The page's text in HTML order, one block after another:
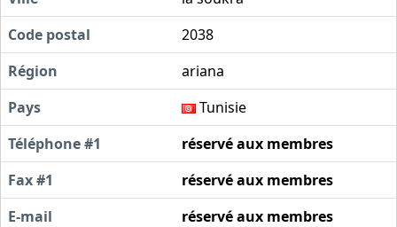
Code postal
2038
Région
ariana
Pays
Tunisie
Téléphone #1
réservé aux membres
Fax #1
réservé aux membres
E-mail
réservé aux membres